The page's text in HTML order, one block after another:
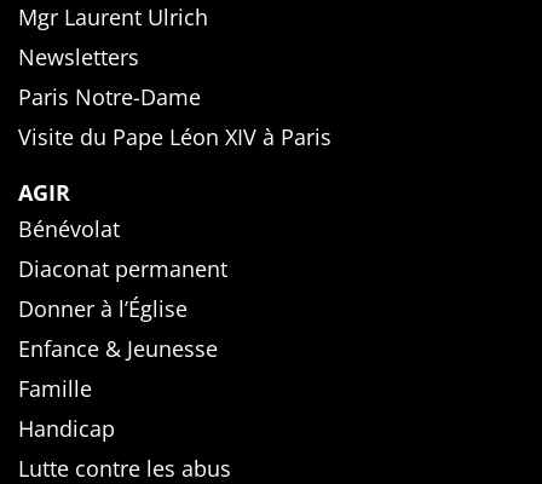
Mgr Laurent Ulrich
Newsletters
Paris Notre-Dame
Visite du Pape Léon XIV à Paris
AGIR
Bénévolat
Diaconat permanent
Donner à l’Église
Enfance & Jeunesse
Famille
Handicap
Lutte contre les abus